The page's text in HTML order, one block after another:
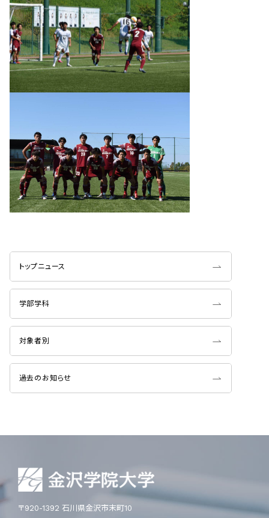
トップニュース
学部学科
対象者別
過去のお知らせ
〒920-1392 石川県金沢市末町10